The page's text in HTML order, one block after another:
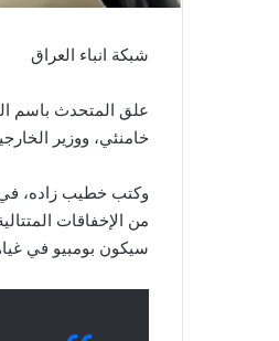
شبكة انباء العراق
علق المتحدث باسم
خامنئي، ووزير
وكتب خطيب زاده، في
من الإخفاقات
سيكون بومبيو في